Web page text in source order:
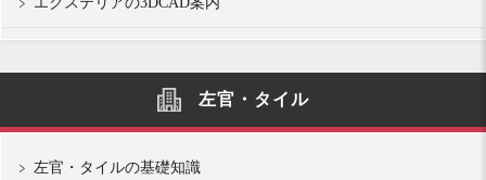
左官・タイル
左官・タイルの基礎知識